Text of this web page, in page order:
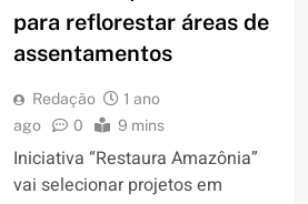
para reflorestar áreas de
assentamentos
Redação
1 ano
ago
0 9 mins
Iniciativa “Restaura Amazônia”
vai selecionar projetos em